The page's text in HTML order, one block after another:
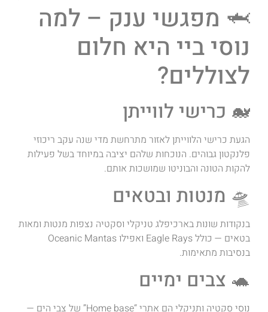
🦈 מפגשי ענק – למה
נוסי ביי היא חלום
לצוללים?
🐋 כרישי לווייתן
הגעת כרישי הלווייתן לאזור מתרחשת מדי שנה עקב ריכוזי
פלנקטון גבוהים. הנוכחות שלהם יציבה במיוחד בשל פעילות
להקות הטונה והבוניטו שמושכות אותם.
🛸 מנטות ובטאים
בנקודות שונות בארכיפלג טניקלי וסקטיה נצפות מנטות ומאות
בטאים — כולל Eagle Rays ואפילו Oceanic Mantas
בנסיבות מתאימות.
🐢 צבים ימיים
נוסי סקטיה ותניקלי הם אתרי “Home base” של צבי הים —